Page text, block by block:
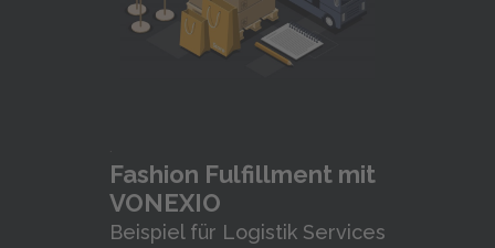
Fashion Fulfillment mit
VONEXIO
Beispiel für Logistik Services